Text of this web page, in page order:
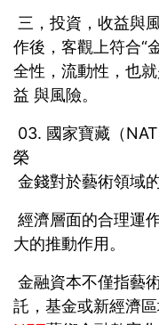
三，投資，收益與
作後，客觀上符合“
全性，流動性，也
益 與風險。
03. 國家寶藏（
榮
金錢對於藝術領域
經濟層面的合理運
大的推動作用。
金融資本不僅指藝
託，基金或新經濟